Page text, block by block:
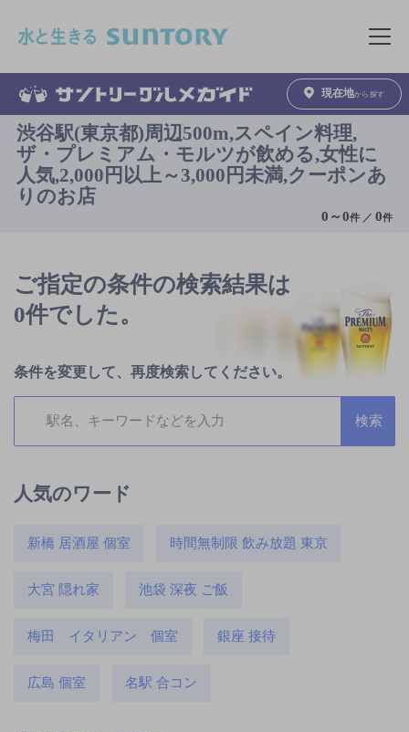
メニュ
現在地から探す
渋谷駅(東京都)周辺500m,スペイン料理,
ザ・プレミアム・モルツが飲める,女性に
人気,2,000円以上～3,000円未満,クーポンあ
りのお店
0 ～0件 ／0件
ご指定の条件の検索結果は
0件でした。
条件を変更して、再度検索してください。
人気のワード
新橋 居酒屋 個室 時間無制限 飲み放題 東京
大宮 隠れ家 池袋 深夜 ご飯
梅田 イタリアン 個室 銀座 接待
広島 個室 名駅 合コン